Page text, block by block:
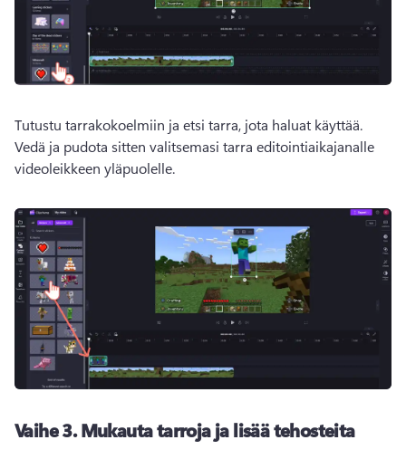
Tutustu tarrakokoelmiin ja etsi tarra, jota haluat käyttää.
Vedä ja pudota sitten valitsemasi tarra editointiaikajanalle
videoleikkeen yläpuolelle.
Vaihe 3. Mukauta tarroja ja lisää tehosteita